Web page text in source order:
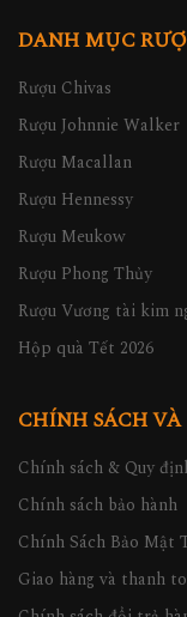
DANH MỤC
Rượu Chivas
Rượu Johnnie Walker
Rượu Macallan
Rượu Hennessy
Rượu Meukow
Rượu Phong Thủy
Rượu Vương tài kim
Hộp quà Tết 2026
CHÍNH SÁCH
Chính sách & Quy
Chính sách bảo hành
Chính Sách Bảo Mật
Giao hàng và thanh